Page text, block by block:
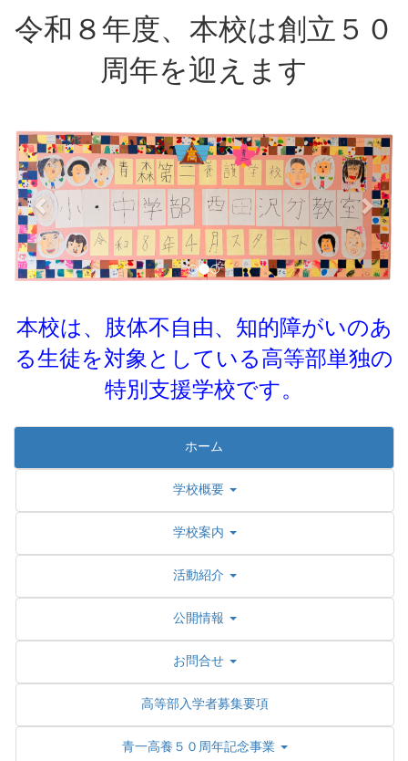
令和８年度、本校は創立５０
周年を迎えます
p
r
e
v
i
o
u
e
x
t
本校は、肢体不自由、知的障がいのあ
る生徒を対象としている高等部単独の
特別支援学校です。
ホーム
学校概要
学校案内
活動紹介
公開情報
お問合せ
高等部入学者募集要項
青一高養５０周年記念事業